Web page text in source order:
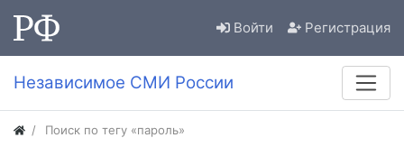
Войти Регистрация
Независимое СМИ России
Поиск по тегу «пароль»